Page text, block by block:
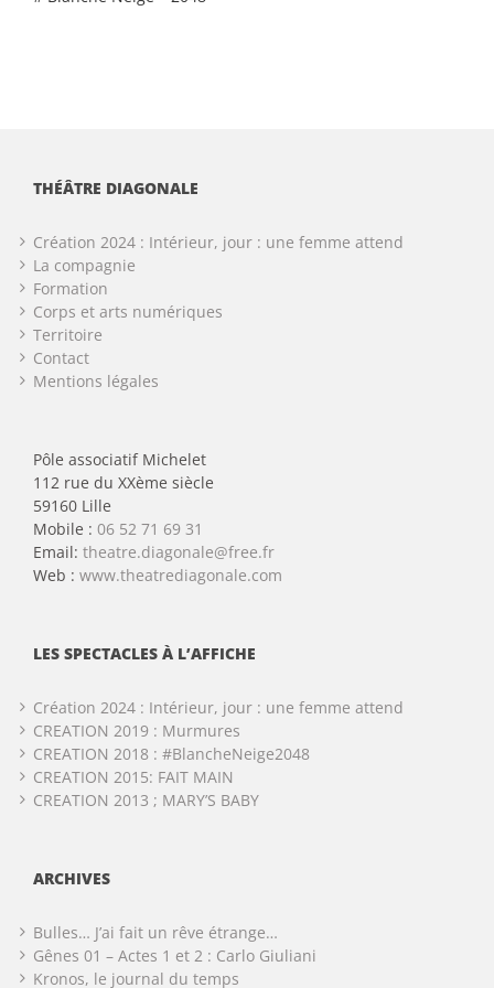
THÉÂTRE DIAGONALE
Création 2024 : Intérieur, jour : une femme attend
La compagnie
Formation
Corps et arts numériques
Territoire
Contact
Mentions légales
Pôle associatif Michelet
112 rue du XXème siècle
59160 Lille
Mobile : 06 52 71 69 31
Email: theatre.diagonale@free.fr
Web : www.theatrediagonale.com
LES SPECTACLES À L’AFFICHE
Création 2024 : Intérieur, jour : une femme attend
CREATION 2019 : Murmures
CREATION 2018 : #BlancheNeige2048
CREATION 2015: FAIT MAIN
CREATION 2013 ; MARY’S BABY
ARCHIVES
Bulles… J’ai fait un rêve étrange…
Gênes 01 – Actes 1 et 2 : Carlo Giuliani
Kronos, le journal du temps